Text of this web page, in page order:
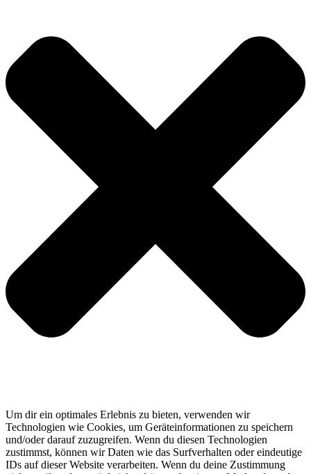
Um dir ein optimales Erlebnis zu bieten, verwenden wir
Technologien wie Cookies, um Geräteinformationen zu speichern
und/oder darauf zuzugreifen. Wenn du diesen Technologien
zustimmst, können wir Daten wie das Surfverhalten oder eindeutige
IDs auf dieser Website verarbeiten. Wenn du deine Zustimmung